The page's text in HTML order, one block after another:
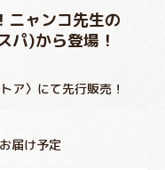
ニャンコ先生の
パ)から登場！
ア〉にて先行販売！
届け予定